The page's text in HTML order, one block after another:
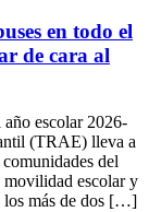
en todo el
de cara al
escolar 2026-
(TRAE) lleva a
del
movilidad escolar y
los más de dos […]